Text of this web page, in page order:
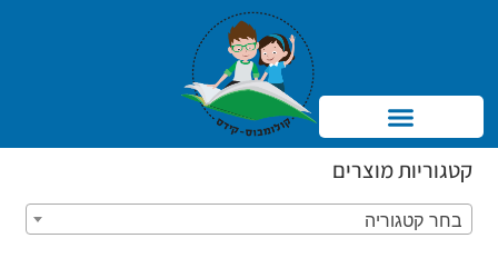
קטגוריות מוצרים
בחר קטגוריה